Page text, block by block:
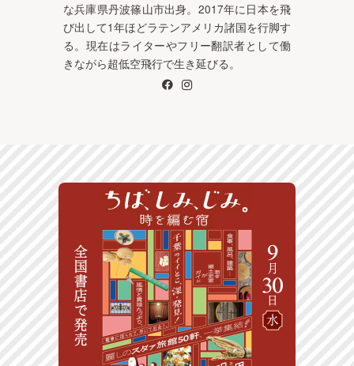
な兵庫県丹波篠山市出身。2017年に日本を飛
び出して1年ほどラテンアメリカ諸国を行脚す
る。現在はライターやフリー翻訳者として働
きながら超低空飛行で生き延びる。